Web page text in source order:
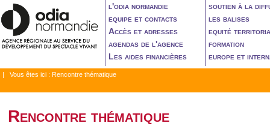
l'odia normandie
equipe et contacts
Accès et adresses
agendas de l'agence
Les aides financières
soutien à la
les balises
equité
formation
europe et
| Vous êtes ici : Rencontre thématique
Rencontre thématique